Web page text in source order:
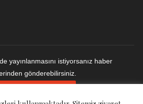
yayınlanmasını istiyorsanız haber
gönderebilirsiniz.